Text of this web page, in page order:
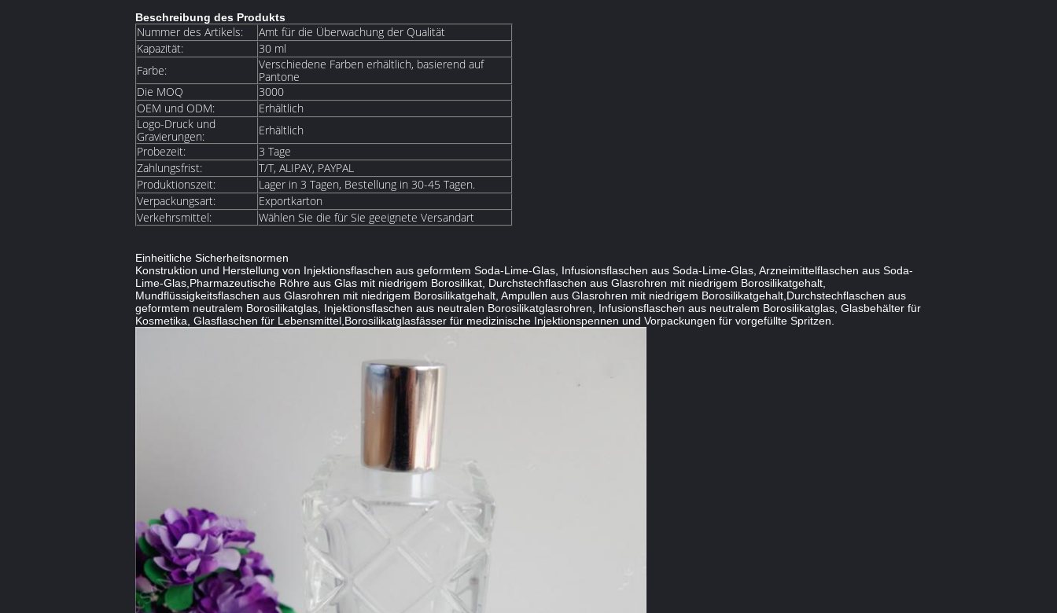
Beschreibung des Produkts
Nummer des Artikels:
Amt für die Überwachung der Qualität
Kapazität:
30 ml
Farbe:
Verschiedene Farben erhältlich, basierend auf
Pantone
Die MOQ
3000
OEM und ODM:
Erhältlich
Logo-Druck und
Gravierungen:
Erhältlich
Probezeit:
3 Tage
Zahlungsfrist:
T/T, ALIPAY, PAYPAL
Produktionszeit:
Lager in 3 Tagen, Bestellung in 30-45 Tagen.
Verpackungsart:
Exportkarton
Verkehrsmittel:
Wählen Sie die für Sie geeignete Versandart
Einheitliche Sicherheitsnormen
Konstruktion und Herstellung von Injektionsflaschen aus geformtem Soda-Lime-Glas, Infusionsflaschen aus Soda-Lime-Glas, Arzneimittelflaschen aus Soda-
Lime-Glas,Pharmazeutische Röhre aus Glas mit niedrigem Borosilikat, Durchstechflaschen aus Glasrohren mit niedrigem Borosilikatgehalt,
Mundflüssigkeitsflaschen aus Glasrohren mit niedrigem Borosilikatgehalt, Ampullen aus Glasrohren mit niedrigem Borosilikatgehalt,Durchstechflaschen aus
geformtem neutralem Borosilikatglas, Injektionsflaschen aus neutralen Borosilikatglasrohren, Infusionsflaschen aus neutralem Borosilikatglas, Glasbehälter für
Kosmetika, Glasflaschen für Lebensmittel,Borosilikatglasfässer für medizinische Injektionspennen und Vorpackungen für vorgefüllte Spritzen.